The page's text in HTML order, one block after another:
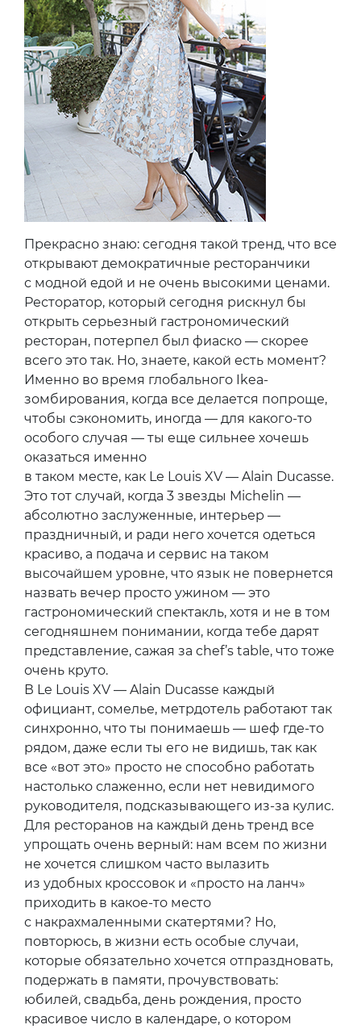
Прекрасно знаю: сегодня такой тренд, что все
открывают демократичные ресторанчики
с модной едой и не очень высокими ценами.
Ресторатор, который сегодня рискнул бы
открыть серьезный гастрономический
ресторан, потерпел был фиаско — скорее
всего это так. Но, знаете, какой есть момент?
Именно во время глобального Ikea-
зомбирования, когда все делается попроще,
чтобы сэкономить, иногда — для какого-то
особого случая — ты еще сильнее хочешь
оказаться именно
в таком месте, как Le Louis XV — Alain Ducasse.
Это тот случай, когда 3 звезды Michelin —
абсолютно заслуженные, интерьер —
праздничный, и ради него хочется одеться
красиво, а подача и сервис на таком
высочайшем уровне, что язык не повернется
назвать вечер просто ужином — это
гастрономический спектакль, хотя и не в том
сегодняшнем понимании, когда тебе дарят
представление, сажая за chef’s table, что тоже
очень круто.
В Le Louis XV — Alain Ducasse каждый
официант, сомелье, метрдотель работают так
синхронно, что ты понимаешь — шеф где-то
рядом, даже если ты его не видишь, так как
все «вот это» просто не способно работать
настолько слаженно, если нет невидимого
руководителя, подсказывающего из-за кулис.
Для ресторанов на каждый день тренд все
упрощать очень верный: нам всем по жизни
не хочется слишком часто вылазить
из удобных кроссовок и «просто на ланч»
приходить в какое-то место
с накрахмаленными скатертями? Но,
повторюсь, в жизни есть особые случаи,
которые обязательно хочется отпраздновать,
подержать в памяти, прочувствовать:
юбилей, свадьба, день рождения, просто
красивое число в календаре, о котором